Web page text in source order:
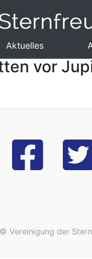
Aktuelles
vor
© Vereinigung der